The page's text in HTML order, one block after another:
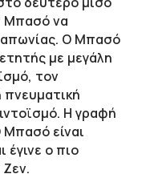
Μπασό να
Ο Μπασό
με μεγάλη
τον
πνευματική
Η γραφή
Μπασό είναι
έγινε ο πιο